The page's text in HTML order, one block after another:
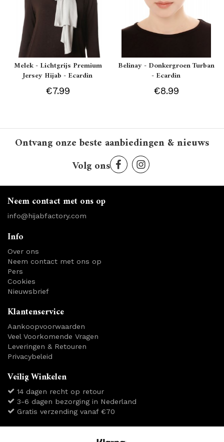
Melek - Lichtgrijs Premium
Jersey Hijab - Ecardin
€7.99
Belinay - Donkergroen Turban
- Ecardin
€8.99
Ontvang onze beste aanbiedingen & nieuws
Volg ons
Neem contact met ons op
info@hijabfactory.com
Info
Over ons
Neem contact met ons op
Pers
Cookies
Nieuwsbrief
Klantenservice
Aankoopvoorwaarden
Veel Voorkomende Vragen
Leveringen & Retouren
Privacybeleid
Veilig Winkelen
14 dagen recht op retour
3-6 dagen bezorging in Nederland
Gratis verzending vanaf €70